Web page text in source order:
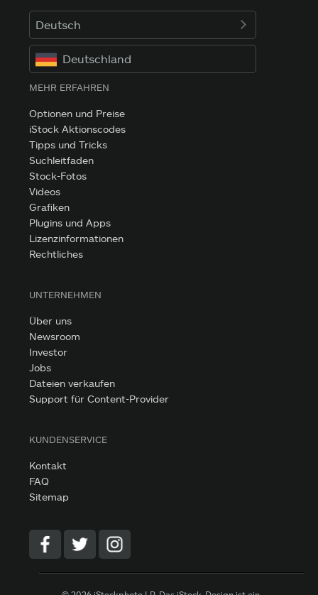
Deutsch
Deutschland
MEHR ERFAHREN
Optionen und Preise
iStock Aktionscodes
Tipps und Tricks
Suchleitfaden
Stock-Fotos
Videos
Grafiken
Plugins und Apps
Lizenzinformationen
Rechtliches
UNTERNEHMEN
Über uns
Newsroom
Investor
Jobs
Dateien verkaufen
Support für Content-Provider
KUNDENSERVICE
Kontakt
FAQ
Sitemap